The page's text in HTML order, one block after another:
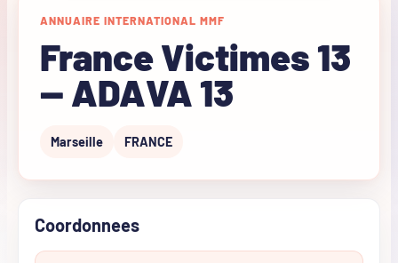
ANNUAIRE INTERNATIONAL MMF
France Victimes 13
— ADAVA 13
Marseille FRANCE
Coordonnees